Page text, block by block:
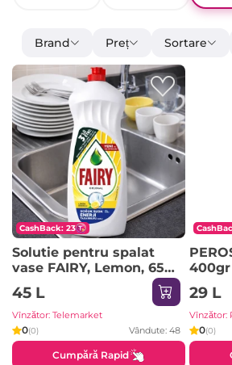
Brand Preț Sortare
CashBack: 23
Solutie pentru spalat
vase FAIRY, Lemon, 650
ml
45 L
Vînzător: Telemarket
0(0) Vândute: 48
Cumpără Rapid
400gr
29 L
Vînzător:
0(0)